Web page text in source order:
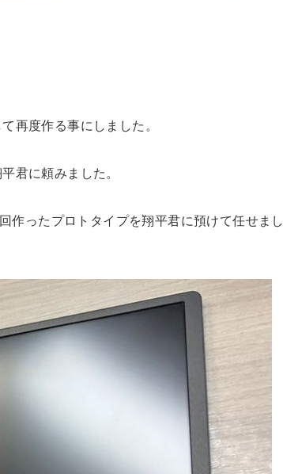
再度作る事にしました。
君に頼みました。
作ったプロトタイプを翔平君に預けて任せまし